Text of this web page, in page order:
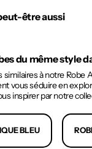
être aussi
du même style
similaires à notre Robe
vous séduire en
inspirer par notre
BLEU